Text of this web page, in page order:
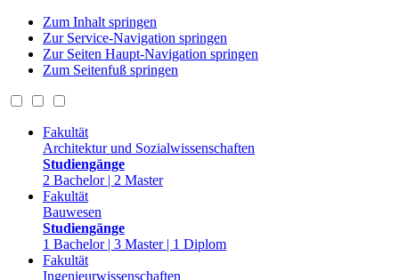
Zum Inhalt springen
Zur Service-Navigation springen
Zur Seiten Haupt-Navigation springen
Zum Seitenfuß springen
Fakultät
Architektur und Sozialwissenschaften
Studiengänge
2 Bachelor | 2 Master
Fakultät
Bauwesen
Studiengänge
1 Bachelor | 3 Master | 1 Diplom
Fakultät
Ingenieurwissenschaften